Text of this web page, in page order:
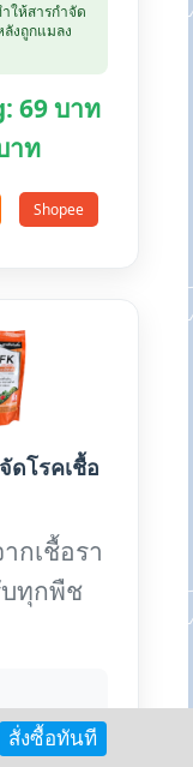
ให้สารกำจัด
งถูกแมลง
69 บาท
าท
Shopee
ดโรคเชื้อ
กเชื้อรา
ทุกพืช
สั่งซื้อทันที